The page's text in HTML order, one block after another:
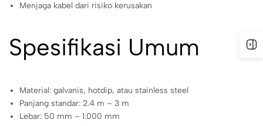
Menjaga kabel dari risiko kerusakan
Spesifikasi Umum
Material: galvanis, hotdip, atau stainless steel
Panjang standar: 2.4 m – 3 m
Lebar: 50 mm – 1.000 mm